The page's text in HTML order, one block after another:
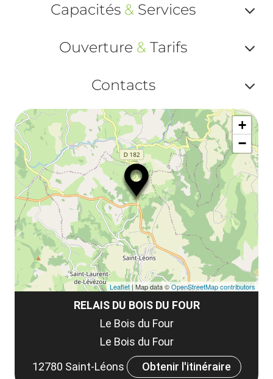
ou
Capacités & Services
ou
Ouverture & Tarifs
ou
et
Contacts
ou
RELAIS DU BOIS DU FOUR
Le Bois du Four
Le Bois du Four
12780 Saint-Léons
Obtenir l'itinéraire
+
−
Leaflet | Map data ©OpenStreetMap contributors